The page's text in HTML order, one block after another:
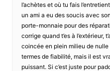
l’achètes et où tu fais
un ami a eu des soucis avec
porte-monnaie pour des
corrige quand t’es à l’extérieur,
coincée en plein milieu de
termes de fiabilité, mais il est
puissant. Si c’est juste pour